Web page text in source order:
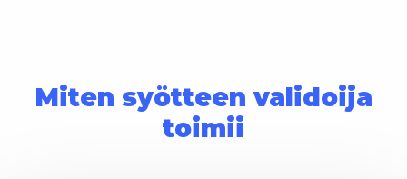
Miten syötteen validoija
toimii